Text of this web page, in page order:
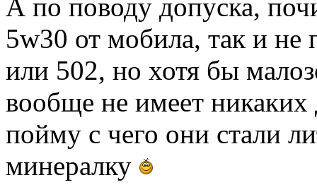
А по поводу допуска,
5w30 от мобила, так и не
или 502, но хотя бы
вообще не имеет
пойму с чего они стали
минералку